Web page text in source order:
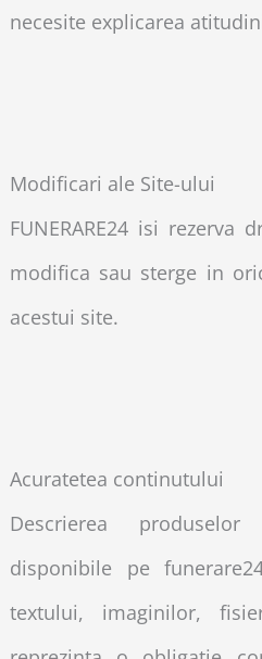
necesite explicarea
Modificari ale Site-ului
FUNERARE24 isi rezerva
modifica sau sterge in
acestui site.
Acuratetea continutului
Descrierea
disponibile pe
textului, imaginilor,